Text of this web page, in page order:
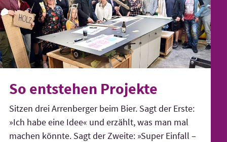
So entstehen Projekte
Sitzen drei Arrenberger beim Bier. Sagt der Erste:
»Ich habe eine Idee« und erzählt, was man mal
machen könnte. Sagt der Zweite: »Super Einfall –